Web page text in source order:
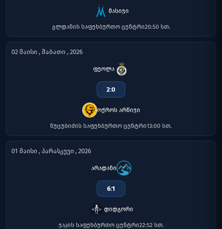
მასივი
გლდანის საფეხბურთო ცენტრი20:50 სთ.
02 მაისი , შაბათი , 2026
ფეოლა
2:0
ოქროს არწივი
ნუცუბიძის საფეხბურთო ცენტრი13:00 სთ.
01 მაისი , პარასკევი , 2026
არადანი
6:1
დიდგორი
ვაკის საფეხბურთო ცენტრი22:52 სთ.